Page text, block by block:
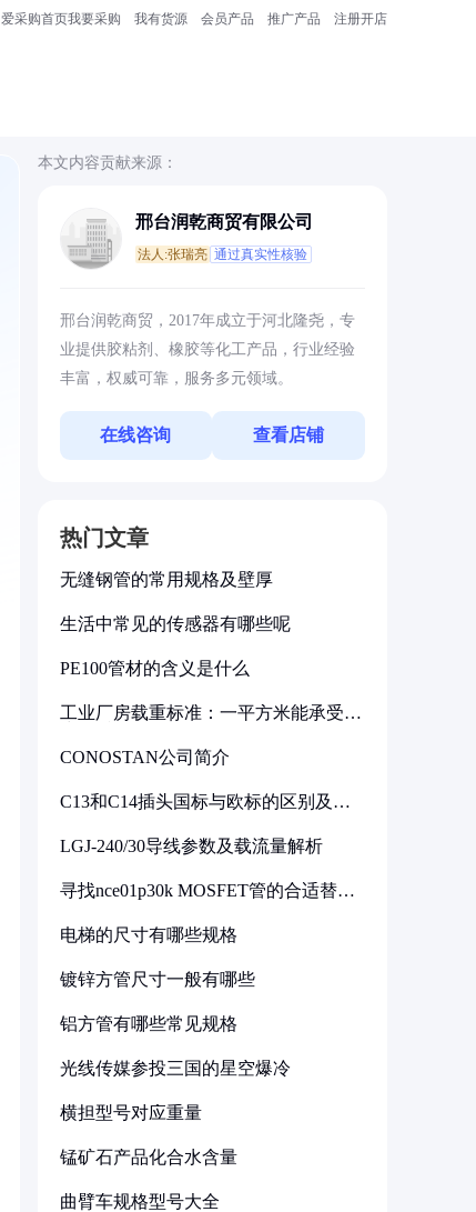
爱采购首页我要采购 我有货源 会员产品 推广产品 注册开店
本文内容贡献来源：
邢台润乾商贸有限公司
法人:张瑞亮 通过真实性核验
邢台润乾商贸，2017年成立于河北隆尧，专
业提供胶粘剂、橡胶等化工产品，行业经验
丰富，权威可靠，服务多元领域。
在线咨询 查看店铺
热门文章
无缝钢管的常用规格及壁厚
生活中常见的传感器有哪些呢
PE100管材的含义是什么
工业厂房载重标准：一平方米能承受多
CONOSTAN公司简介
C13和C14插头国标与欧标的区别及其
LGJ-240/30导线参数及载流量解析
寻找nce01p30k MOSFET管的合适替代
电梯的尺寸有哪些规格
镀锌方管尺寸一般有哪些
铝方管有哪些常见规格
光线传媒参投三国的星空爆冷
横担型号对应重量
锰矿石产品化合水含量
曲臂车规格型号大全